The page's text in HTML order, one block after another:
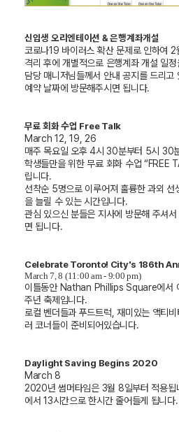
신입생 오리엔테이션 & 은행계좌개설
코로나19 바이러스 확산 문제로 인하여
격리 후에 개별적으로 은행계좌 개설 일
담당 매니저님들께서 안내 공지를 드리고
예약 날짜에 방문해주시면 됩니다.
무료 회화 수업 Free Talk
March 12, 19, 26
매주 목요일 오후 4시 30분부터 5시 30
학생들만을 위한 무료 회화 수업 “FREE
립니다.
선착순 5명으로 이루어져 훌륭한 과외 선
을 늘릴 수 있는 시간입니다.
관심 있으신 분들은 지사에 방문해 주셔
면 됩니다.
Celebrate Toronto! City's 186th
March 7, 8 (11:00 am - 9:00 pm)
이틀동안 Nathan Phillips Square에서
주년 축제입니다.
로컬 벤더들과 푸드트럭, 재미있는 액티
러 코너들이 준비되어있습니다.
Daylight Saving Begins 2020
March 8
2020년 썸머타임은 3월 8일부터 적용됩
에서 13시간으로 한시간 줄어들게 됩니다.